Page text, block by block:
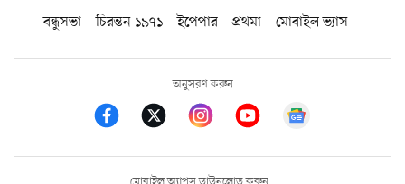
বন্ধুসভা
চিরন্তন ১৯৭১ ইপেপার প্রথমা মোবাইল ভ্যাস
অনুসরণ করুন